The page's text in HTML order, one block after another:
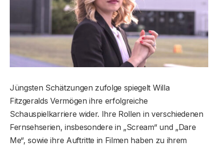
Jüngsten Schätzungen zufolge spiegelt Willa
Fitzgeralds Vermögen ihre erfolgreiche
Schauspielkarriere wider. Ihre Rollen in verschiedenen
Fernsehserien, insbesondere in „Scream“ und „Dare
Me“, sowie ihre Auftritte in Filmen haben zu ihrem